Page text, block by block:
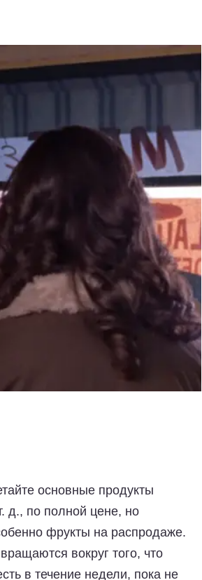
основные продукты
д., по полной цене, но
фрукты на распродаже.
вокруг того, что
в течение недели, пока не